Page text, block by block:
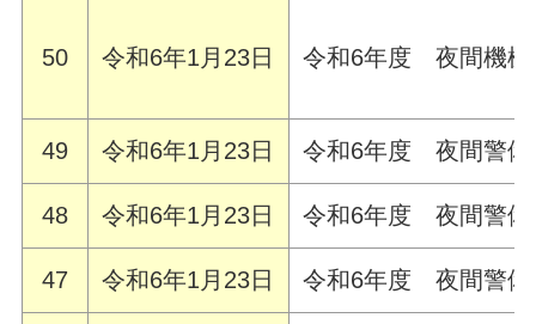
50 令和6年1月23日 令和6年度 夜間機械
49 令和6年1月23日 令和6年度 夜間警備
48 令和6年1月23日 令和6年度 夜間警備
47 令和6年1月23日 令和6年度 夜間警備